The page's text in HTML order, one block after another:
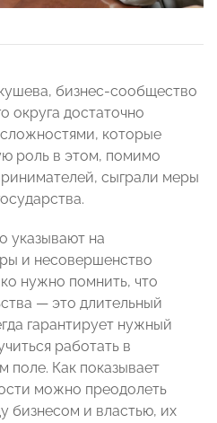
бизнес-сообщество
округа достаточно
которые
роль в этом, помимо
сыграли меры
указывают на
и несовершенство
нужно помнить, что
— это длительный
гарантирует нужный
работать в
Как показывает
можно преодолеть
бизнесом и властью, их